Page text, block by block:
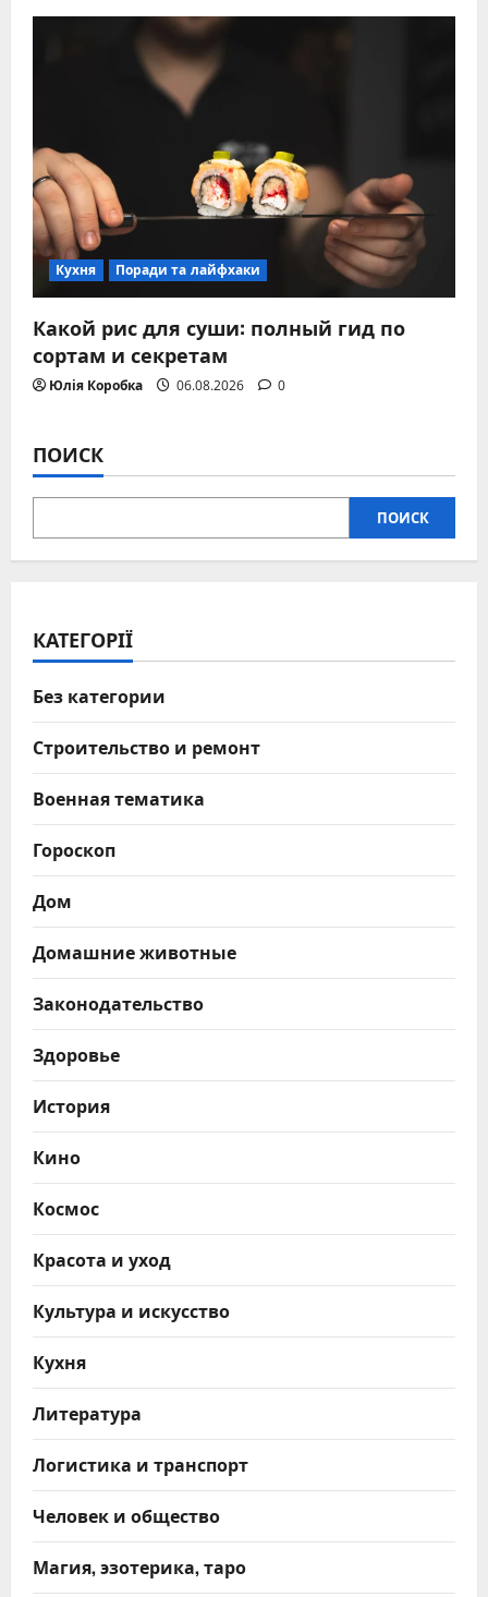
Кухня Поради та лайфхаки
Какой рис для суши: полный гид по
сортам и секретам
Юлія Коробка 06.08.2026 0
ПОИСК
ПОИСК
КАТЕГОРІЇ
Без категории
Строительство и ремонт
Военная тематика
Гороскоп
Дом
Домашние животные
Законодательство
Здоровье
История
Кино
Космос
Красота и уход
Культура и искусство
Кухня
Литература
Логистика и транспорт
Человек и общество
Магия, эзотерика, таро